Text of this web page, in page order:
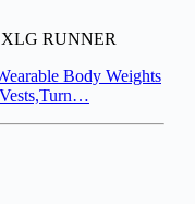
XLG RUNNER
Body Weights